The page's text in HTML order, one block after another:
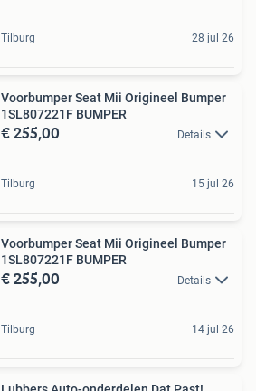
Tilburg 28 jul 26
Voorbumper Seat Mii Origineel Bumper
1SL807221F BUMPER
€ 255,00 Details
Tilburg 15 jul 26
Voorbumper Seat Mii Origineel Bumper
1SL807221F BUMPER
€ 255,00 Details
Tilburg 14 jul 26